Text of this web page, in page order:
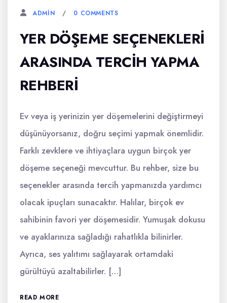
ADMIN 0 COMMENTS
YER DÖŞEME SEÇENEKLERI
ARASINDA TERCIH YAPMA
REHBERI
Ev veya iş yerinizin yer döşemelerini değiştirmeyi
düşünüyorsanız, doğru seçimi yapmak önemlidir.
Farklı zevklere ve ihtiyaçlara uygun birçok yer
döşeme seçeneği mevcuttur. Bu rehber, size bu
seçenekler arasında tercih yapmanızda yardımcı
olacak ipuçları sunacaktır. Halılar, birçok ev
sahibinin favori yer döşemesidir. Yumuşak dokusu
ve ayaklarınıza sağladığı rahatlıkla bilinirler.
Ayrıca, ses yalıtımı sağlayarak ortamdaki
gürültüyü azaltabilirler. […]
READ MORE